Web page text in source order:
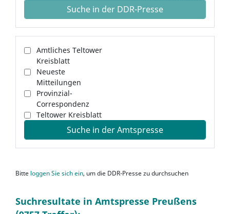
Suche in der DDR-Presse
Amtliches Teltower
Kreisblatt
Neueste
Mitteilungen
Provinzial-
Correspondenz
Teltower Kreisblatt
Suche in der Amtspresse
Bitte loggen Sie sich ein, um die DDR-Presse zu durchsuchen
Suchresultate in Amtspresse Preußens